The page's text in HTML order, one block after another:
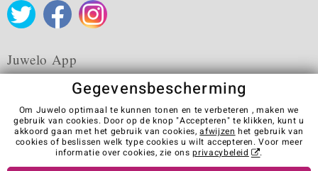
Juwelo App
Algemene verkoopvoorwaarden Privacybeleid
Cookies
Colofon
Contact
Contract herroepen
Gegevensbescherming
Om Juwelo optimaal te kunnen tonen en te verbeteren , maken we
gebruik van cookies. Door op de knop "Accepteren" te klikken, kunt u
akkoord gaan met het gebruik van cookies,afwijzen het gebruik van
cookies of beslissen welk type cookies u wilt accepteren. Voor meer
informatie over cookies, zie onsprivacybeleid .